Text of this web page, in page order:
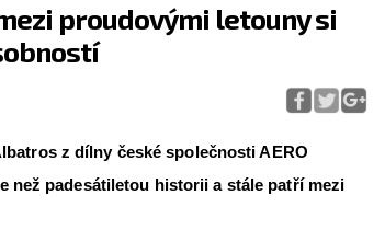
proudovými letouny si
z dílny české společnosti AERO
než padesátiletou historii a stále patří mezi